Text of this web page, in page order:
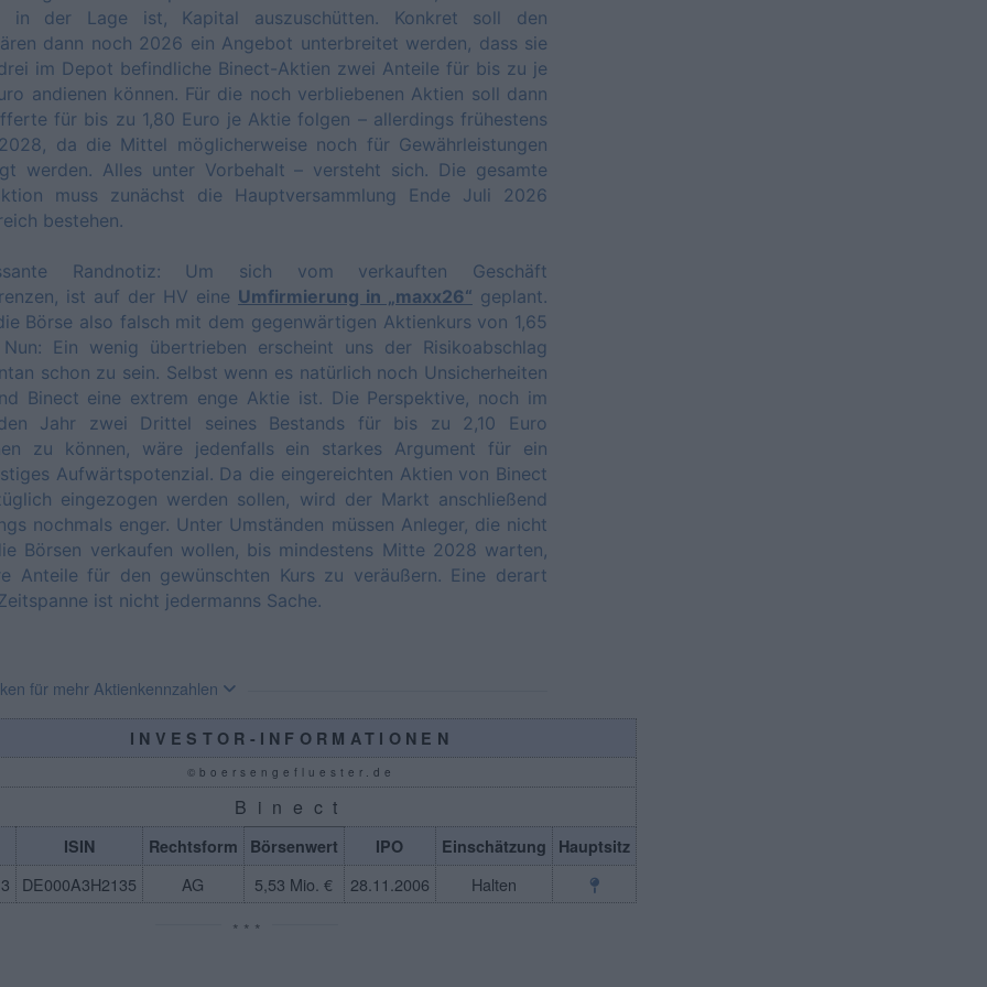
in der Lage ist, Kapital auszuschütten. Konkret soll den
dann noch 2026 ein Angebot unterbreitet werden, dass sie
im Depot befindliche Binect-Aktien zwei Anteile für bis zu je
andienen können. Für die noch verbliebenen Aktien soll dann
für bis zu 1,80 Euro je Aktie folgen – allerdings frühestens
da die Mittel möglicherweise noch für Gewährleistungen
werden. Alles unter Vorbehalt – versteht sich. Die gesamte
muss zunächst die Hauptversammlung Ende Juli 2026
bestehen.
Randnotiz: Um sich vom verkauften Geschäft
ist auf der HV eine Umfirmierung in „maxx26“ geplant.
Börse also falsch mit dem gegenwärtigen Aktienkurs von 1,65
Nun: Ein wenig übertrieben erscheint uns der Risikoabschlag
schon zu sein. Selbst wenn es natürlich noch Unsicherheiten
Binect eine extrem enge Aktie ist. Die Perspektive, noch im
Jahr zwei Drittel seines Bestands für bis zu 2,10 Euro
zu können, wäre jedenfalls ein starkes Argument für ein
Aufwärtspotenzial. Da die eingereichten Aktien von Binect
eingezogen werden sollen, wird der Markt anschließend
nochmals enger. Unter Umständen müssen Anleger, die nicht
Börsen verkaufen wollen, bis mindestens Mitte 2028 warten,
Anteile für den gewünschten Kurs zu veräußern. Eine derart
ist nicht jedermanns Sache.
für mehr Aktienkennzahlen
INVESTOR-INFORMATIONEN
©boersengefluester.de
Binect
ISIN Rechtsform Börsenwert IPO Einschätzung Hauptsitz
DE000A3H2135 AG 5,53 Mio. € 28.11.2006
Halten
* * *